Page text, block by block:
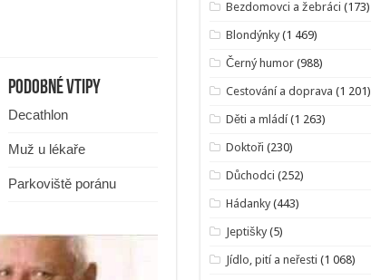
Podobné vtipy
Decathlon
Muž u lékaře
Parkoviště poránu
Bezdomovci a žebráci (173)
Blondýnky (1 469)
Černý humor (988)
Cestování a doprava (1 201)
Děti a mládí(1 263)
Doktoři (230)
Důchodci (252)
Hádanky (443)
Jeptišky (5)
Jídlo, pití a neřesti (1 068)